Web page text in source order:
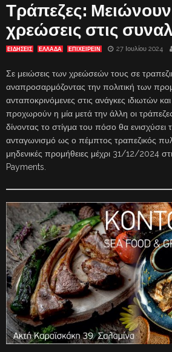
Τράπεζες: Μειώνουν
χρεώσεις στις
ΕΙΔΗΣΕΙΣ ΕΛΛΑΔΑ ΕΠΙΧΕΙΡΕΙΝ 27 Ιουλίου 2024
Σε μειώσεις των χρεώσεών τους σε
αναπροσαρμόζοντας την πολιτική των
ανταποκρινόμενες στις ανάγκες ιδιωτών
προχωρούν η μία μετά την άλλη οι
δίνοντας το στίγμα του πόσο θα ενισχύσει
ανταγωνισμό ως ο πέμπτος τραπεζικός
μηδενικές προμήθειες μέχρι 31/12/2024
Payments.